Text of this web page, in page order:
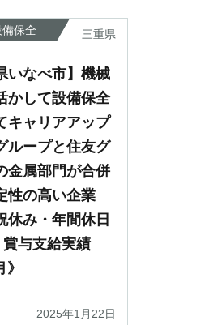
保全 三重県
いなべ市】機械
かして設備保全
キャリアアップ
ループと住友グ
金属部門が合併
性の高い企業
休み・年間休日
与支給実績
2025年1月22日